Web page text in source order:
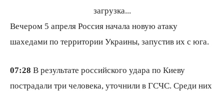
загрузка...
Вечером 5 апреля Россия начала новую атаку
шахедами по территории Украины, запустив их с юга.
07:28 В результате российского удара по Киеву
пострадали три человека, уточнили в ГСЧС. Среди них